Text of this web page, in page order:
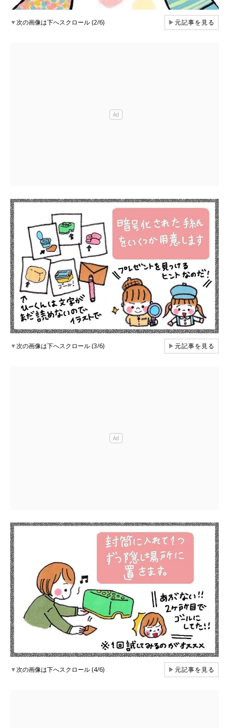
▼次の画像は下へスクロール (2/6) ▶元記事を見る
▼次の画像は下へスクロール (3/6) ▶元記事を見る
▼次の画像は下へスクロール (4/6) ▶元記事を見る